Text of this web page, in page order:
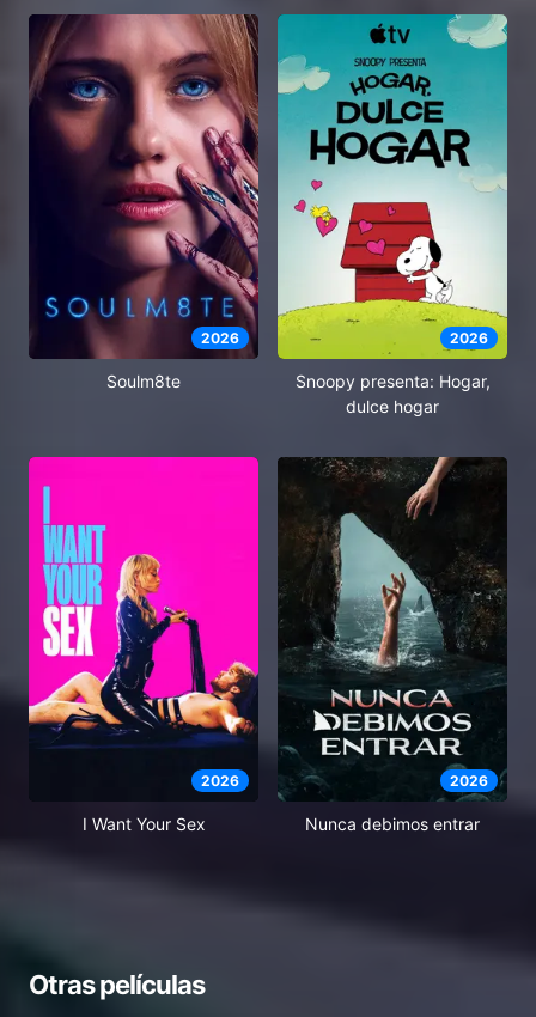
2026
Soulm8te
2026
Snoopy presenta: Hogar,
dulce hogar
2026
I Want Your Sex
2026
Nunca debimos entrar
Otras películas